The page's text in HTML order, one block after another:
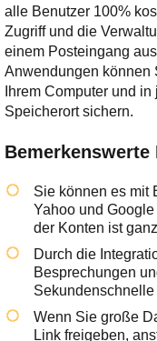
alle Benutzer 100%
Zugriff und die
einem Posteingang
Anwendungen können
Ihrem Computer und
Speicherort sichern.
Bemerkenswerte
Sie können es mit
Yahoo und
der Konten ist
Durch die
Besprechungen
Wenn Sie große
Link freigeben,